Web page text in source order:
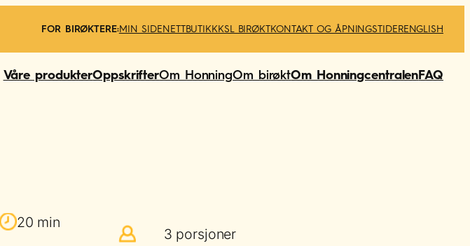
FOR BIRØKTERE:MIN SIDENETTBUTIKKKSL BIRØKTKONTAKT OG ÅPNINGSTIDERENGLISH
Våre produkterOppskrifterOm HonningOm birøktOm HonningcentralenFAQ
20 min
3 porsjoner